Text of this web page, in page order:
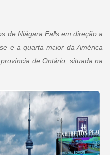
de Niágara Falls em direção a
e a quarta maior da América
de Ontário, situada na